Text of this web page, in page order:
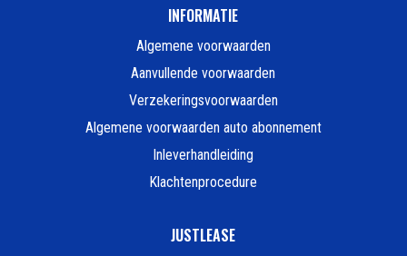
INFORMATIE
Algemene voorwaarden
Aanvullende voorwaarden
Verzekeringsvoorwaarden
Algemene voorwaarden auto abonnement
Inleverhandleiding
Klachtenprocedure
JUSTLEASE